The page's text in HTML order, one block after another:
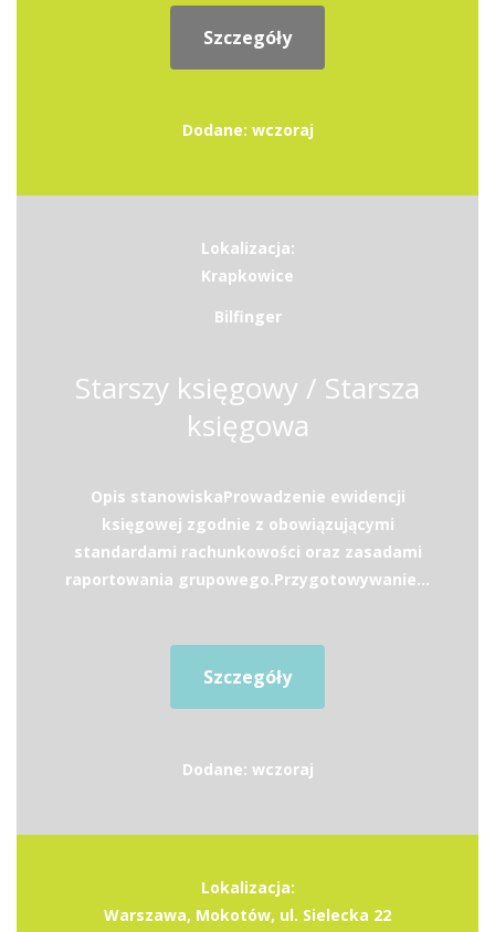
Szczegóły
Dodane: wczoraj
Lokalizacja:
Krapkowice
Bilfinger
Starszy księgowy / Starsza
księgowa
Opis stanowiskaProwadzenie ewidencji
księgowej zgodnie z obowiązującymi
standardami rachunkowości oraz zasadami
raportowania grupowego.Przygotowywanie...
Szczegóły
Dodane: wczoraj
Lokalizacja:
Warszawa, Mokotów, ul. Sielecka 22